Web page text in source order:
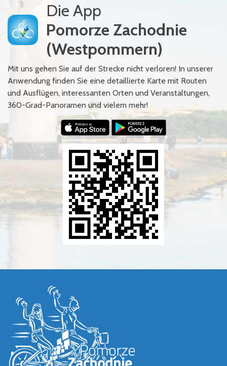
Die App
Pomorze Zachodnie
(Westpommern)
Mit uns gehen Sie auf der Strecke nicht verloren! In unserer
Anwendung finden Sie eine detaillierte Karte mit Routen
und Ausflügen, interessanten Orten und Veranstaltungen,
360-Grad-Panoramen und vielem mehr!